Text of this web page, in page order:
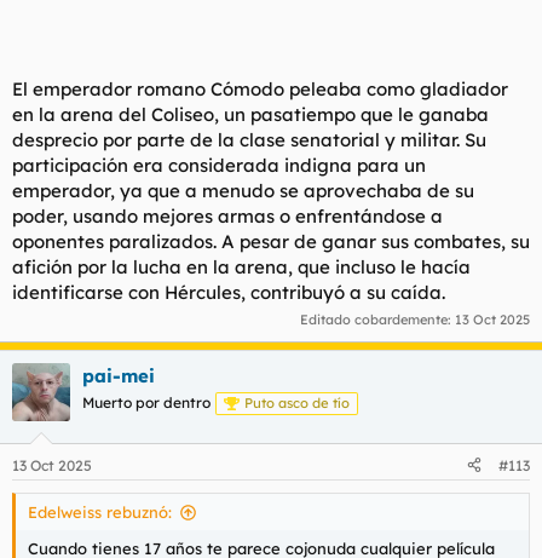
El emperador romano Cómodo peleaba como gladiador
en la arena del Coliseo, un pasatiempo que le ganaba
desprecio por parte de la clase senatorial y militar. Su
participación era considerada indigna para un
emperador, ya que a menudo se aprovechaba de su
poder, usando mejores armas o enfrentándose a
oponentes paralizados. A pesar de ganar sus combates, su
afición por la lucha en la arena, que incluso le hacía
identificarse con Hércules, contribuyó a su caída.
Editado cobardemente: 13 Oct 2025
pai-mei
Muerto por dentro Puto asco de tío
13 Oct 2025 #113
Edelweiss rebuznó:
Cuando tienes 17 años te parece cojonuda cualquier película